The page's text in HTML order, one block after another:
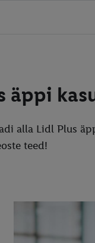
äppi
alla Lidl Plus
teed!